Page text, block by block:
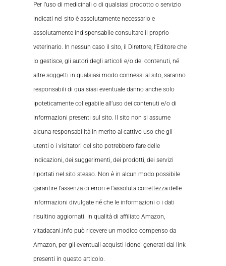
Per l’uso di medicinali o di qualsiasi prodotto o servizio
indicati nel sito è assolutamente necessario e
assolutamente indispensabile consultare il proprio
veterinario. In nessun caso il sito, il Direttore, l’Editore che
lo gestisce, gli autori degli articoli e/o dei contenuti, né
altre soggetti in qualsiasi modo connessi al sito, saranno
responsabili di qualsiasi eventuale danno anche solo
ipoteticamente collegabile all’uso dei contenuti e/o di
informazioni presenti sul sito. Il sito non si assume
alcuna responsabilità in merito al cattivo uso che gli
utenti o i visitatori del sito potrebbero fare delle
indicazioni, dei suggerimenti, dei prodotti, dei servizi
riportati nel sito stesso. Non è in alcun modo possibile
garantire l’assenza di errori e l’assoluta correttezza delle
informazioni divulgate né che le informazioni o i dati
risultino aggiornati. In qualità di affiliato Amazon,
vitadacani.info può ricevere un modico compenso da
Amazon, per gli eventuali acquisti idonei generati dai link
presenti in questo articolo.